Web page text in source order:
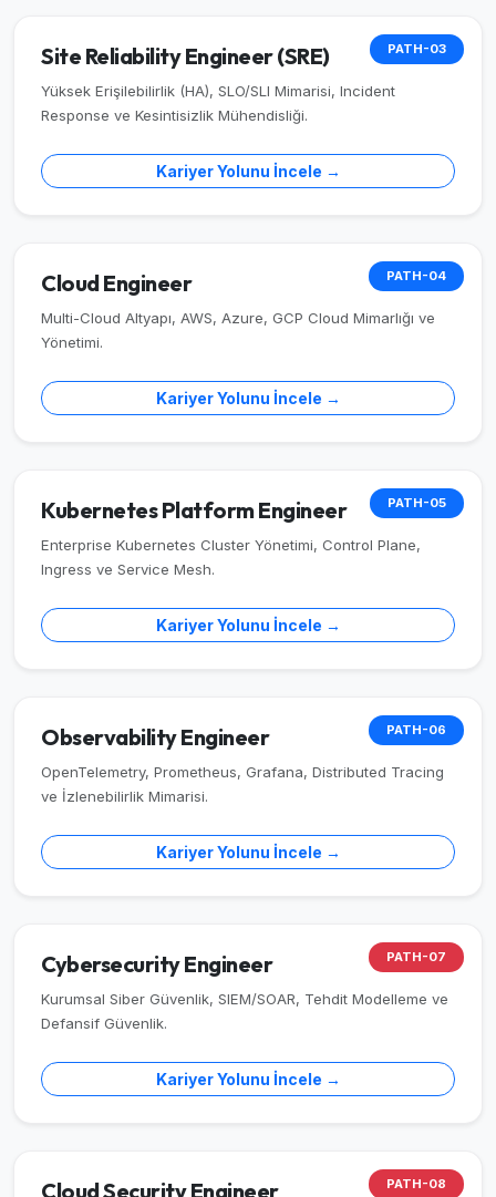
PATH-03
Site Reliability Engineer (SRE)
Yüksek Erişilebilirlik (HA), SLO/SLI Mimarisi, Incident
Response ve Kesintisizlik Mühendisliği.
Kariyer Yolunu İncele →
PATH-04
Cloud Engineer
Multi-Cloud Altyapı, AWS, Azure, GCP Cloud Mimarlığı ve
Yönetimi.
Kariyer Yolunu İncele →
PATH-05
Kubernetes Platform Engineer
Enterprise Kubernetes Cluster Yönetimi, Control Plane,
Ingress ve Service Mesh.
Kariyer Yolunu İncele →
PATH-06
Observability Engineer
OpenTelemetry, Prometheus, Grafana, Distributed Tracing
ve İzlenebilirlik Mimarisi.
Kariyer Yolunu İncele →
PATH-07
Cybersecurity Engineer
Kurumsal Siber Güvenlik, SIEM/SOAR, Tehdit Modelleme ve
Defansif Güvenlik.
Kariyer Yolunu İncele →
PATH-08
Cloud Security Engineer